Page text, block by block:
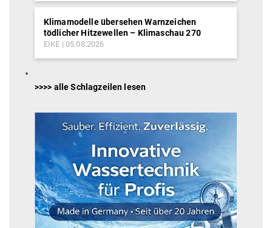
Klimamodelle übersehen Warnzeichen
tödlicher Hitzewellen – Klimaschau 270
EIKE 05.08.2026
>>>> alle Schlagzeilen lesen